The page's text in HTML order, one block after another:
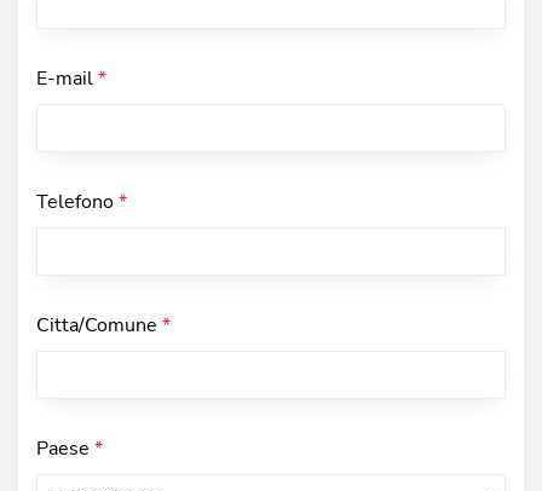
E-mail*
Telefono*
Citta/Comune *
Paese *